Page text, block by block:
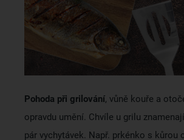
Pohoda při grilování, vůně kouře a
opravdu umění. Chvíle u grilu
pár vychytávek. Např. prkénko s